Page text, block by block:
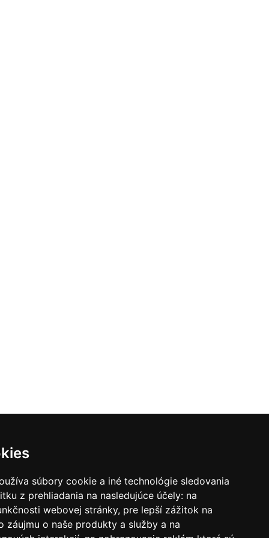
súbory cookie a iné technológie sledovania
z prehliadania na nasledujúce účely: na
webovej stránky, pre lepší zážitok na
záujmu o naše produkty a služby a na